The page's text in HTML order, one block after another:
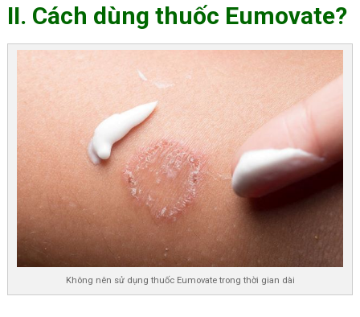
II. Cách dùng thuốc Eumovate?
Không nên sử dụng thuốc Eumovate trong thời gian dài